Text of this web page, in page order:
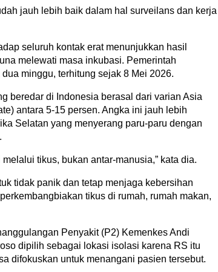
jauh lebih baik dalam hal surveilans dan kerja
seluruh kontak erat menunjukkan hasil
melewati masa inkubasi. Pemerintah
minggu, terhitung sejak 8 Mei 2026.
beredar di Indonesia berasal dari varian Asia
antara 5-15 persen. Angka ini jauh lebih
Selatan yang menyerang paru-paru dengan
tikus, bukan antar-manusia,” kata dia.
tidak panik dan tetap menjaga kebersihan
tikus di rumah, rumah makan,
Penyakit (P2) Kemenkes Andi
dipilih sebagai lokasi isolasi karena RS itu
difokuskan untuk menangani pasien tersebut.